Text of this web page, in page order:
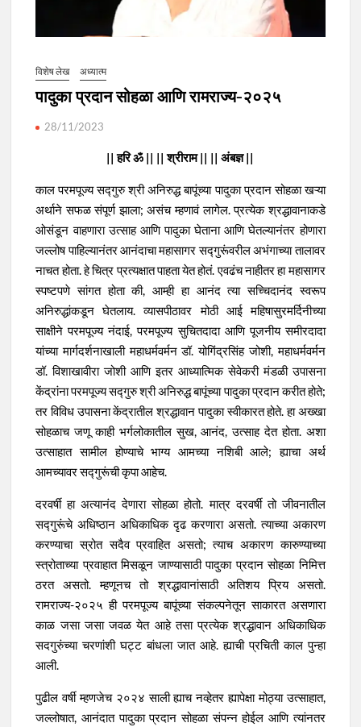
विशेष लेख अध्यात्म
पादुका प्रदान सोहळा आणि रामराज्य-२०२५
28/11/2023
|| हरि ॐ || || श्रीराम || || अंबज्ञ ||
काल परमपूज्य सद्गुरु श्री अनिरुद्ध बापूंच्या पादुका प्रदान सोहळा खऱ्या
अर्थाने सफळ संपूर्ण झाला; असंच म्हणावं लागेल. प्रत्येक श्रद्धावानाकडे
ओसंडून वाहणारा उत्साह आणि पादुका घेताना आणि घेतल्यानंतर होणारा
जल्लोष पाहिल्यानंतर आनंदाचा महासागर सद्गुरूंवरील अभंगाच्या तालावर
नाचत होता. हे चित्र प्रत्यक्षात पाहता येत होतं. एवढंच नाहीतर हा महासागर
स्पष्टपणे सांगत होता की, आम्ही हा आनंद त्या सच्चिदानंद स्वरूप
अनिरुद्धांकडून घेतलाय. व्यासपीठावर मोठी आई महिषासुरमर्दिनीच्या
साक्षीने परमपूज्य नंदाई, परमपूज्य सुचितदादा आणि पूजनीय समीरदादा
यांच्या मार्गदर्शनाखाली महाधर्मवर्मन डॉ. योगिंद्रसिंह जोशी, महाधर्मवर्मन
डॉ. विशाखावीरा जोशी आणि इतर आध्यात्मिक सेवेकरी मंडळी उपासना
केंद्रांना परमपूज्य सद्गुरु श्री अनिरुद्ध बापूंच्या पादुका प्रदान करीत होते;
तर विविध उपासना केंद्रातील श्रद्धावान पादुका स्वीकारत होते. हा अख्खा
सोहळाच जणू काही भर्गलोकातील सुख, आनंद, उत्साह देत होता. अशा
उत्साहात सामील होण्याचे भाग्य आमच्या नशिबी आले; ह्याचा अर्थ
आमच्यावर सद्गुरूंची कृपा आहेच.
दरवर्षी हा अत्यानंद देणारा सोहळा होतो. मात्र दरवर्षी तो जीवनातील
सद्गुरूंचे अधिष्ठान अधिकाधिक दृढ करणारा असतो. त्याच्या अकारण
करण्याचा स्रोत सदैव प्रवाहित असतो; त्याच अकारण कारुण्याच्या
स्त्रोताच्या प्रवाहात मिसळून जाण्यासाठी पादुका प्रदान सोहळा निमित्त
ठरत असतो. म्हणूनच तो श्रद्धावानांसाठी अतिशय प्रिय असतो.
रामराज्य-२०२५ ही परमपूज्य बापूंच्या संकल्पनेतून साकारत असणारा
काळ जसा जसा जवळ येत आहे तसा प्रत्येक श्रद्धावान अधिकाधिक
सदगुरुंच्या चरणांशी घट्ट बांधला जात आहे. ह्याची प्रचिती काल पुन्हा
आली.
पुढील वर्षी म्हणजेच २०२४ साली ह्याच नव्हेतर ह्यापेक्षा मोठ्या उत्साहात,
जल्लोषात, आनंदात पादुका प्रदान सोहळा संपन्न होईल आणि त्यांनतर